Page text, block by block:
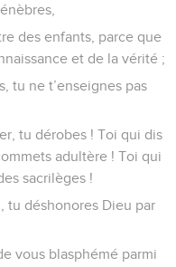
des enfants, parce que
et de la vérité ;
tu ne t’enseignes pas
tu dérobes ! Toi qui dis
adultère ! Toi qui
sacrilèges !
tu déshonores Dieu par
vous blasphémé parmi